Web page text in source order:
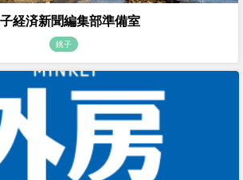
経済新聞編集部準備室
銚子